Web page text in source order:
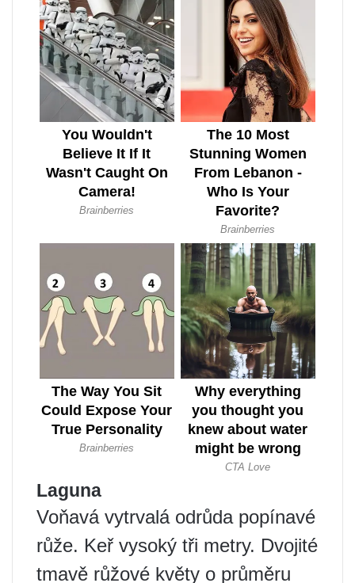
Laguna
Voňavá vytrvalá odrůda popínavé
růže. Keř vysoký tři metry. Dvojité
tmavě růžové květy o průměru